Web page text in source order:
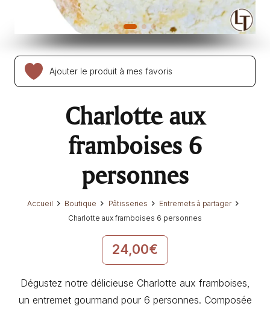
Ajouter le produit à mes favoris
Charlotte aux
framboises 6
personnes
Accueil Boutique Pâtisseries
Entremets à partager
Charlotte aux framboises 6 personnes
24,00€
Dégustez notre délicieuse Charlotte aux framboises,
un entremet gourmand pour 6 personnes. Composée